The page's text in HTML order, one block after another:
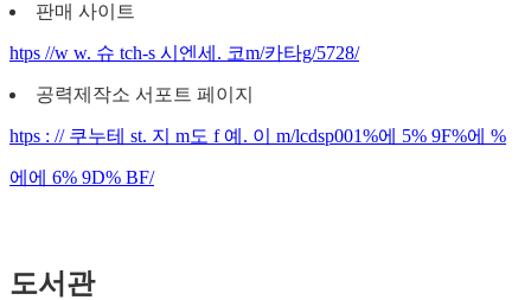
판매 사이트
htps //w w. 슈 tch-s 시엔세. 코m/카타g/5728/
공력제작소 서포트 페이지
htps : // 쿠누테 st. 지 m도 f 예. 이 m/lcdsp001%에 5% 9F%에 %
에에 6% 9D% BF/
도서관